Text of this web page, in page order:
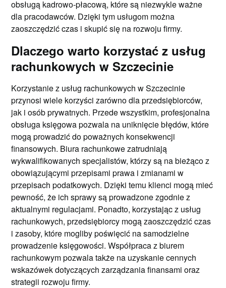
obsługą kadrowo-płacową, które są niezwykle ważne
dla pracodawców. Dzięki tym usługom można
zaoszczędzić czas i skupić się na rozwoju firmy.
Dlaczego warto korzystać z usług
rachunkowych w Szczecinie
Korzystanie z usług rachunkowych w Szczecinie
przynosi wiele korzyści zarówno dla przedsiębiorców,
jak i osób prywatnych. Przede wszystkim, profesjonalna
obsługa księgowa pozwala na uniknięcie błędów, które
mogą prowadzić do poważnych konsekwencji
finansowych. Biura rachunkowe zatrudniają
wykwalifikowanych specjalistów, którzy są na bieżąco z
obowiązującymi przepisami prawa i zmianami w
przepisach podatkowych. Dzięki temu klienci mogą mieć
pewność, że ich sprawy są prowadzone zgodnie z
aktualnymi regulacjami. Ponadto, korzystając z usług
rachunkowych, przedsiębiorcy mogą zaoszczędzić czas
i zasoby, które mogliby poświęcić na samodzielne
prowadzenie księgowości. Współpraca z biurem
rachunkowym pozwala także na uzyskanie cennych
wskazówek dotyczących zarządzania finansami oraz
strategii rozwoju firmy.